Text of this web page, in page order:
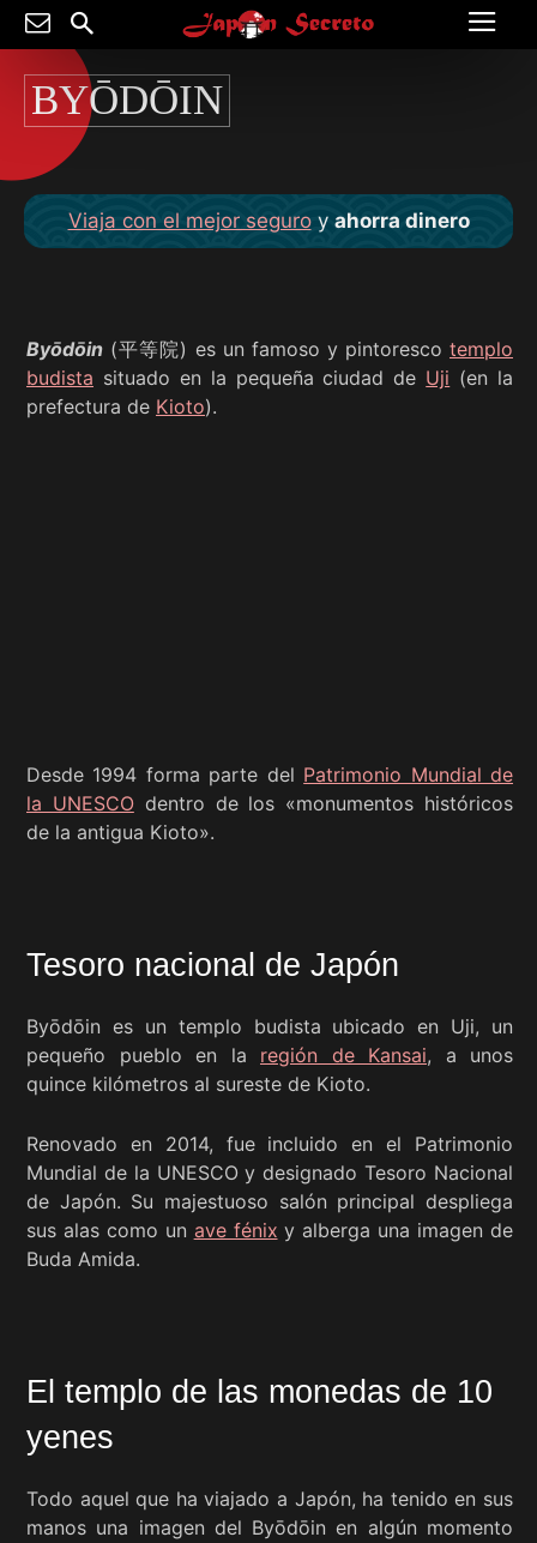
BYŌDŌIN
Viaja con el mejor seguroy ahorra dinero
Byōdōin (平等院) es un famoso y pintoresco templo
budista situado en la pequeña ciudad de Uji (en la
prefectura de Kioto).
Desde 1994 forma parte del Patrimonio Mundial de
la UNESCOdentro de los «monumentos históricos
de la antigua Kioto».
Tesoro nacional de Japón
Byōdōin es un templo budista ubicado en Uji, un
pequeño pueblo en la región de Kansai, a unos
quince kilómetros al sureste de Kioto.
Renovado en 2014, fue incluido en el Patrimonio
Mundial de la UNESCO y designado Tesoro Nacional
de Japón. Su majestuoso salón principal despliega
sus alas como un ave fénix y alberga una imagen de
Buda Amida.
El templo de las monedas de 10
yenes
Todo aquel que ha viajado a Japón, ha tenido en sus
manos una imagen del Byōdōin en algún momento